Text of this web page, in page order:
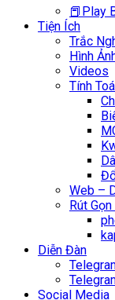
📕Play
Tiện Ích
Trắc
Hình
Videos
Tính
Web –
Rút
Diễn Đàn
Social Media